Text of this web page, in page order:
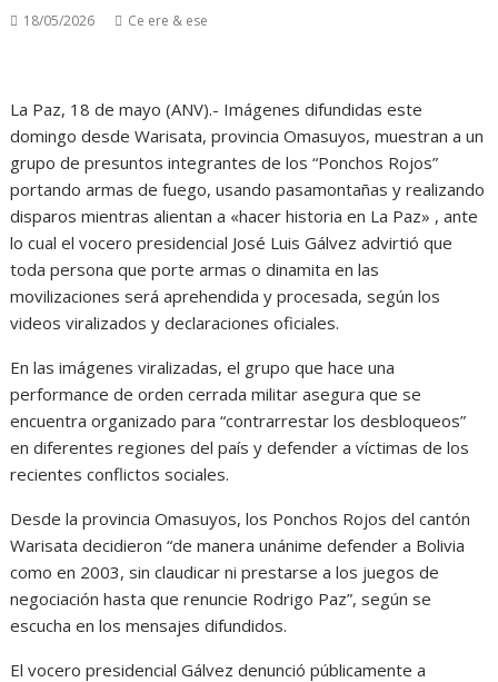
18/05/2026 Ce ere & ese
La Paz, 18 de mayo (ANV).- Imágenes difundidas este
domingo desde Warisata, provincia Omasuyos, muestran a un
grupo de presuntos integrantes de los “Ponchos Rojos”
portando armas de fuego, usando pasamontañas y realizando
disparos mientras alientan a «hacer historia en La Paz» , ante
lo cual el vocero presidencial José Luis Gálvez advirtió que
toda persona que porte armas o dinamita en las
movilizaciones será aprehendida y procesada, según los
videos viralizados y declaraciones oficiales.
En las imágenes viralizadas, el grupo que hace una
performance de orden cerrada militar asegura que se
encuentra organizado para “contrarrestar los desbloqueos”
en diferentes regiones del país y defender a víctimas de los
recientes conflictos sociales.
Desde la provincia Omasuyos, los Ponchos Rojos del cantón
Warisata decidieron “de manera unánime defender a Bolivia
como en 2003, sin claudicar ni prestarse a los juegos de
negociación hasta que renuncie Rodrigo Paz”, según se
escucha en los mensajes difundidos.
El vocero presidencial Gálvez denunció públicamente a